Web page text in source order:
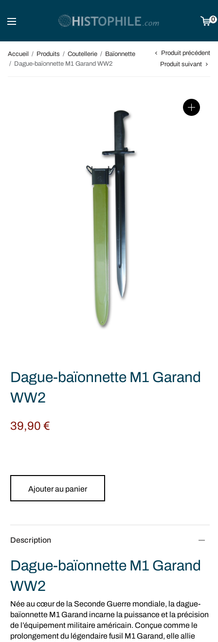
0
Accueil / Produits / Coutellerie / Baïonnette
/ Dague-baïonnette M1 Garand WW2
Produit précédent
Produit suivant
Dague-baïonnette M1 Garand
WW2
39,90€
Ajouter au panier
Description
Dague-baïonnette M1 Garand
WW2
Née au cœur de la Seconde Guerre mondiale, la dague-
baïonnette M1 Garand incarne la puissance et la précision
de l’équipement militaire américain. Conçue comme le
prolongement du légendaire fusil M1 Garand, elle allie